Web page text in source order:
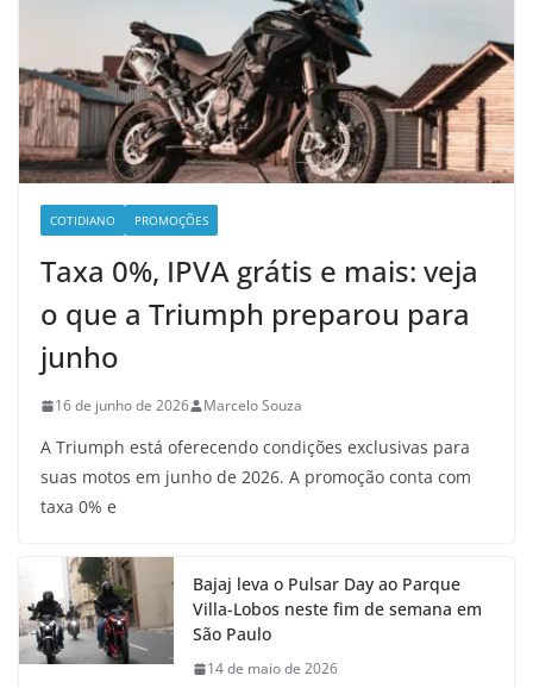
COTIDIANO PROMOÇÕES
Taxa 0%, IPVA grátis e mais: veja
o que a Triumph preparou para
junho
16 de junho de 2026 Marcelo Souza
A Triumph está oferecendo condições exclusivas para
suas motos em junho de 2026. A promoção conta com
taxa 0% e
Bajaj leva o Pulsar Day ao Parque
Villa-Lobos neste fim de semana em
São Paulo
14 de maio de 2026